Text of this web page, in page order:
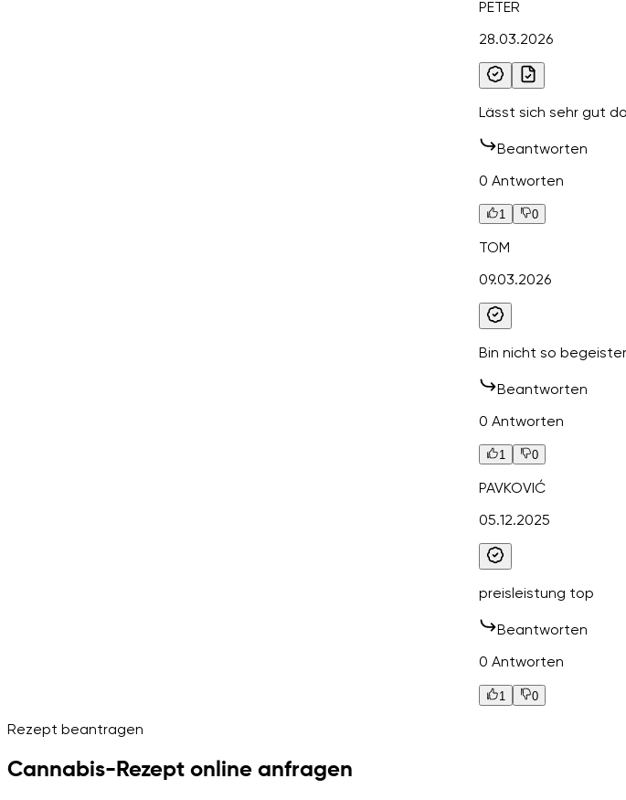
PETER
28.03.2026
Lässt sich sehr gut
Beantworten
0 Antworten
1 0
TOM
09.03.2026
Bin nicht so
Beantworten
0 Antworten
1 0
PAVKOVIĆ
05.12.2025
preisleistung top
Beantworten
0 Antworten
1 0
Rezept beantragen
Cannabis-Rezept online anfragen